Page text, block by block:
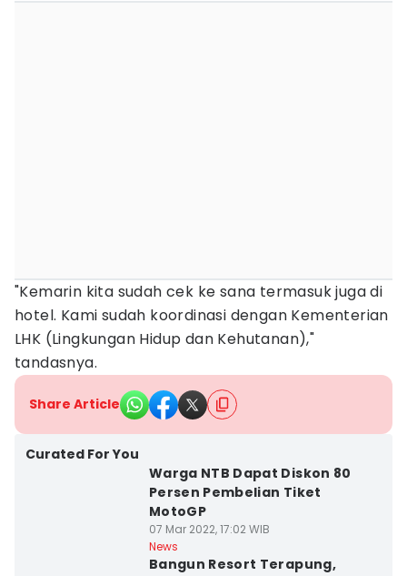
"Kemarin kita sudah cek ke sana termasuk juga di
hotel. Kami sudah koordinasi dengan Kementerian
LHK (Lingkungan Hidup dan Kehutanan),"
tandasnya.
Share Article
Curated For You
Warga NTB Dapat Diskon 80
Persen Pembelian Tiket
MotoGP
07 Mar 2022, 17:02 WIB
News
Bangun Resort Terapung,